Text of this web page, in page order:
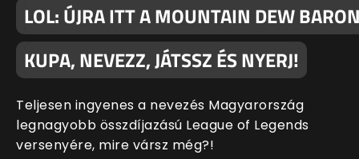
LOL: ÚJRA ITT A MOUNTAIN DEW
KUPA, NEVEZZ, JÁTSSZ ÉS NYERJ!
Teljesen ingyenes a nevezés Magyarország
legnagyobb összdíjazású League of Legends
versenyére, mire vársz még?!